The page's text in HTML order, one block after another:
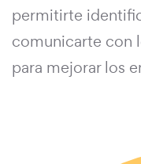
permitirte
comunicarte con
para mejorar los